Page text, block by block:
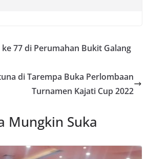
ke 77 di Perumahan Bukit Galang
di Tarempa Buka Perlombaan
Turnamen Kajati Cup 2022
Mungkin Suka